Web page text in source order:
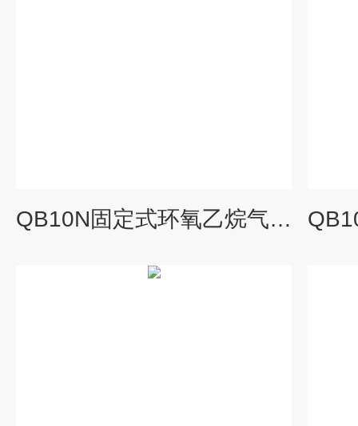
QB10N固定式环氧乙烷气体检测仪器生产厂家